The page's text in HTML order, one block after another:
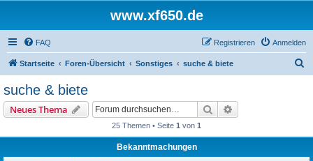
www.xf650.de
FAQ Anmelden
Registrieren
Startseite Foren-Übersicht Sonstiges suche & biete
suche & biete
Neues Thema Suche
25 Themen • Seite 1 von 1
Bekanntmachungen